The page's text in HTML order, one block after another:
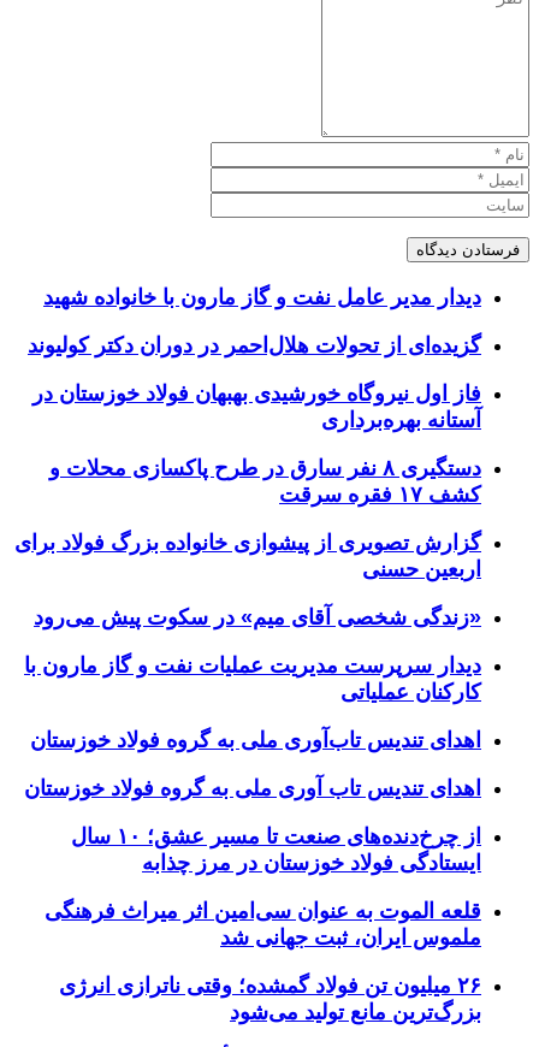
دیدار مدیر عامل نفت و گاز مارون با خانواده شهید
گزیده‌ای از تحولات هلال‌احمر در دوران دکتر کولیوند
فاز اول نیروگاه خورشیدی بهبهان فولاد خوزستان در
آستانه بهره‌برداری
دستگیری ۸ نفر سارق در طرح پاکسازی محلات و
کشف ۱۷ فقره سرقت
گزارش تصویری از پیشوازی خانواده بزرگ فولاد برای
اربعین حسنی
«زندگی شخصی آقای میم» در سکوت پیش می‌رود
دیدار سرپرست مدیریت عملیات نفت و گاز مارون با
کارکنان عملیاتی
اهدای تندیس تاب‌آوری ملی به گروه فولاد خوزستان
اهدای تندیس تاب آوری ملی به گروه فولاد خوزستان
از چرخ‌دنده‌های صنعت تا مسیر عشق؛ ۱۰ سال
ایستادگی فولاد خوزستان در مرز چذابه
قلعه الموت به عنوان سی‌امین اثر میراث‌ فرهنگی
ملموس ایران، ثبت جهانی شد
۲۶ میلیون تن فولاد گمشده؛ وقتی ناترازی انرژی
بزرگ‌ترین مانع تولید می‌شود